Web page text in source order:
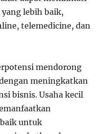
lebih baik,
telemedicine, dan
mendorong
meningkatkan
bisnis. Usaha kecil
untuk